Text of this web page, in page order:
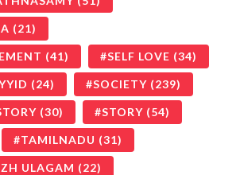
(21)
(41) SELF LOVE (34)
(24) SOCIETY (239)
(30) STORY (54)
TAMILNADU (31)
ULAGAM (22)